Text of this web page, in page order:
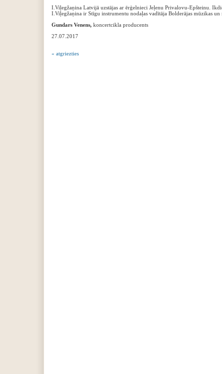
I.Viļegžaņina Latvijā uzstājas ar ērģelnieci Jeļenu Privalovu-Epšteinu.
I.Viļegžaņina ir Stīgu instrumentu nodaļas vadītāja Bolderājas mūzikas un
Gundars Venens,koncertcikla producents
27.07.2017
« atgriezties